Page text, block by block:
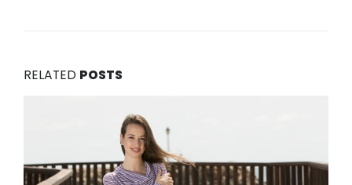
RELATED POSTS